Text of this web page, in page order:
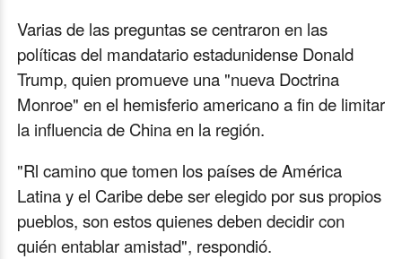
Varias de las preguntas se centraron en las
políticas del mandatario estadunidense Donald
Trump, quien promueve una "nueva Doctrina
Monroe" en el hemisferio americano a fin de limitar
la influencia de China en la región.
"Rl camino que tomen los países de América
Latina y el Caribe debe ser elegido por sus propios
pueblos, son estos quienes deben decidir con
quién entablar amistad", respondió.